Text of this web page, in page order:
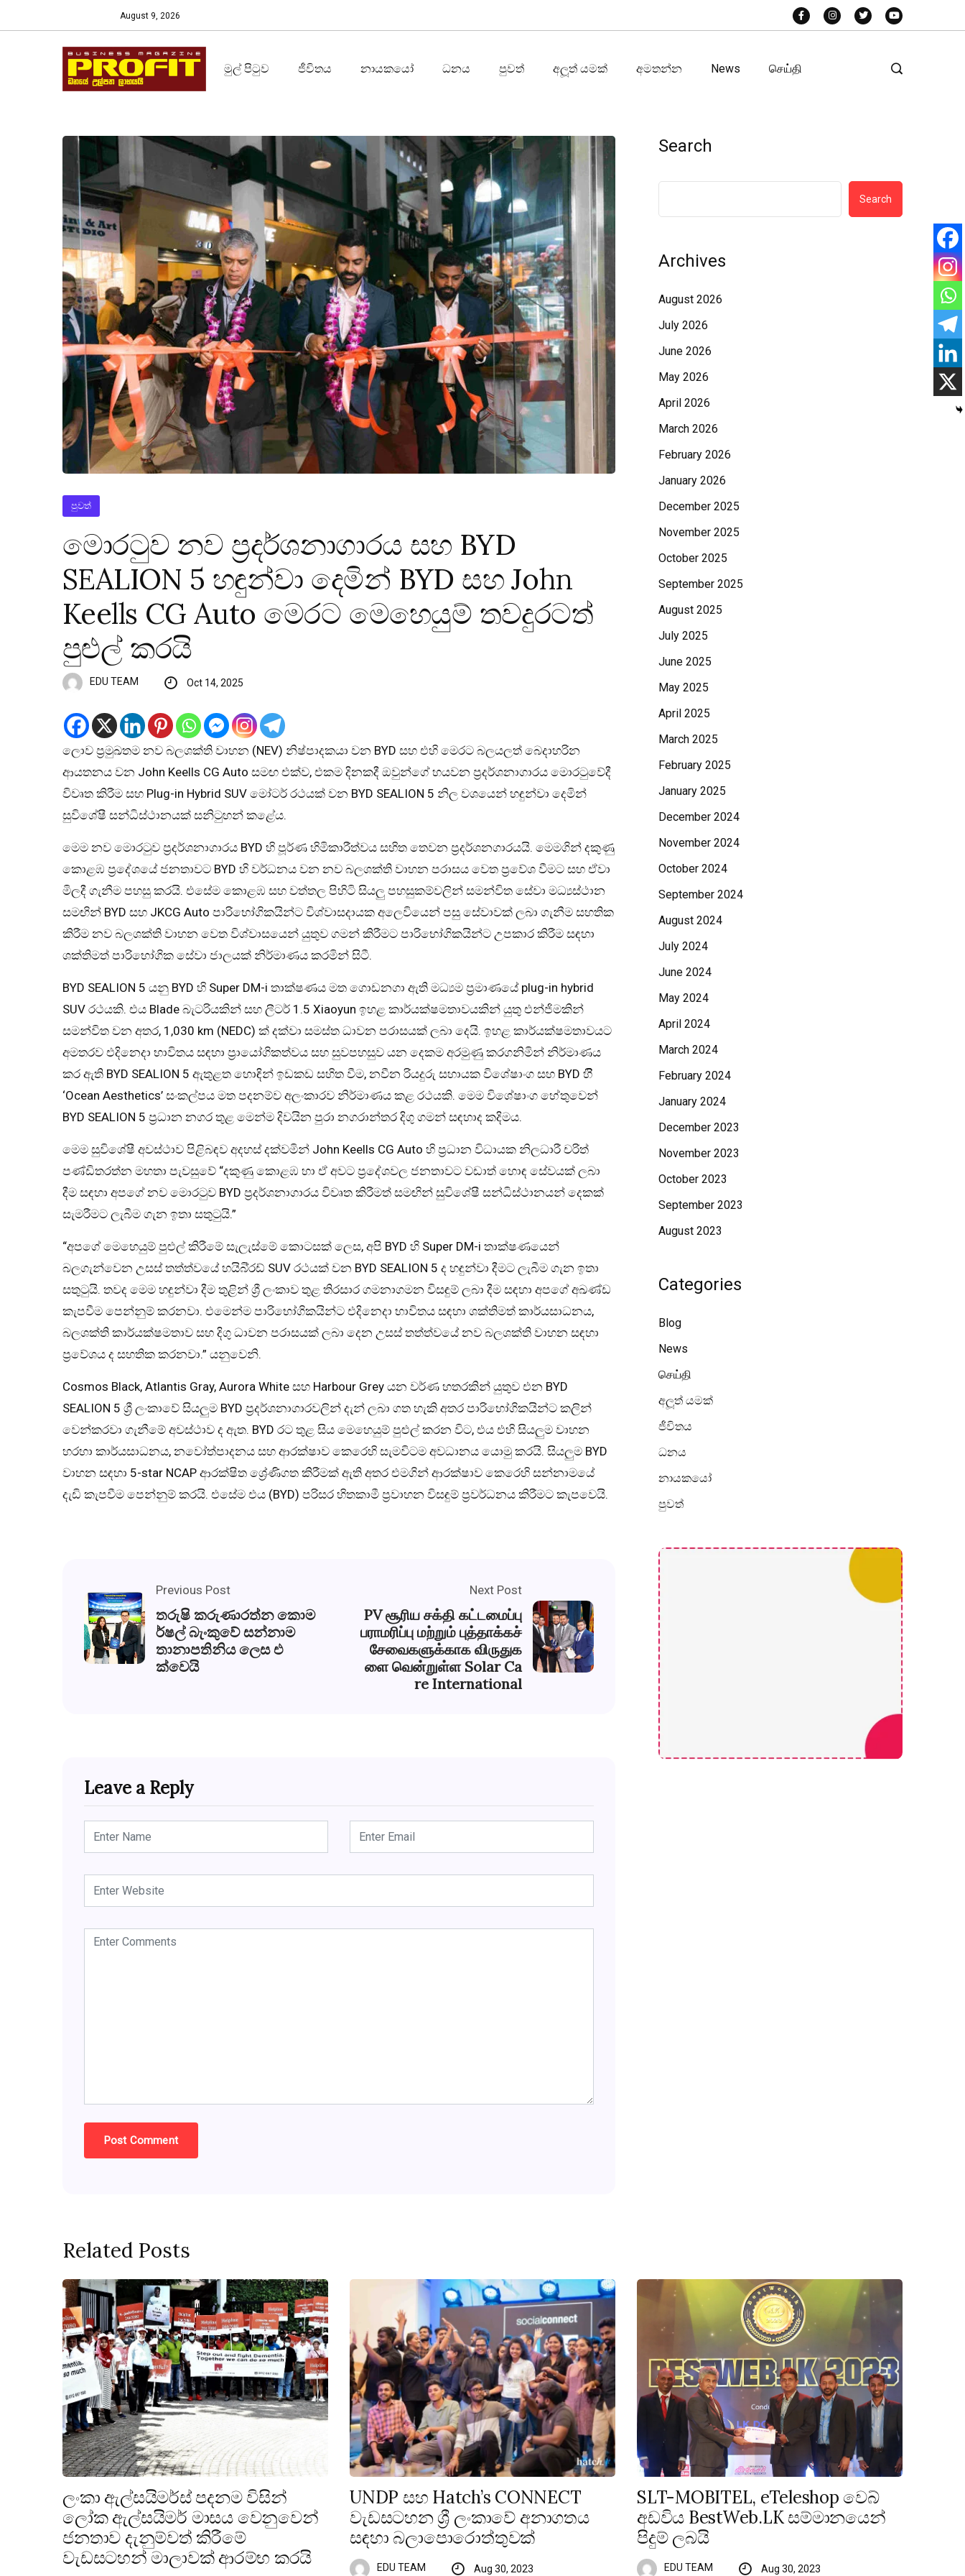
August 9, 2026
මුල් පිටුව ජීවිතය නායකයෝ ධනය පුවත් අලූත් යමක් අමතන්න News செய்தி
පුවත්
මොරටුව නව ප්‍රදර්ශනාගාරය සහ BYD
SEALION 5 හඳුන්වා දෙමින් BYD සහ John
Keells CG Auto මෙරට මෙහෙයුම් තවදුරටත්
පුළුල් කරයි
EDU TEAM Oct 14, 2025
ලොව ප්‍රමුඛතම නව බලශක්ති වාහන (NEV) නිෂ්පාදකයා වන BYD සහ එහි මෙරට බලයලත් බෙදාහරින
ආයතනය වන John Keells CG Auto සමඟ එක්ව, එකම දිනකදී ඔවුන්ගේ හයවන ප්‍රදර්ශනාගාරය මොරටුවේදී
විවෘත කිරීම සහ Plug-in Hybrid SUV මෝටර් රථයක් වන BYD SEALION 5 නිල වශයෙන් හඳුන්වා දෙමින්
සුවිශේෂී සන්ධිස්ථානයක් සනිටුහන් කළේය.
මෙම නව මොරටුව ප්‍රදර්ශනාගාරය BYD හි පූර්ණ හිමිකාරීත්වය සහිත තෙවන ප්‍රදර්ශනගාරයයි. මෙමගින් දකුණු
කොළඹ ප්‍රදේශයේ ජනතාවට BYD හි වර්ධනය වන නව බලශක්ති වාහන පරාසය වෙත ප්‍රවේශ වීමට සහ ඒවා
මිලදී ගැනීම පහසු කරයි. එසේම කොළඹ සහ වත්තල පිහිටි සියලු පහසුකම්වලින් සමන්විත සේවා මධ්‍යස්ථාන
සමඟින් BYD සහ JKCG Auto පාරිභෝගිකයින්ට විශ්වාසදායක අලෙවියෙන් පසු සේවාවක් ලබා ගැනීම සහතික
කිරීම නව බලශක්ති වාහන වෙත විශ්වාසයෙන් යුතුව ගමන් කිරීමට පාරිභෝගිකයින්ට උපකාර කිරීම සඳහා
ශක්තිමත් පාරිභෝගික සේවා ජාලයක් නිර්මාණය කරමින් සිටී.
BYD SEALION 5 යනු BYD හි Super DM-i තාක්ෂණය මත ගොඩනගා ඇති මධ්‍යම ප්‍රමාණයේ plug-in hybrid
SUV රථයකි. එය Blade බැටරියකින් සහ ලීටර් 1.5 Xiaoyun ඉහළ කාර්යක්ෂමතාවයකින් යුතු එන්ජිමකින්
සමන්විත වන අතර, 1,030 km (NEDC) ක් දක්වා සමස්ත ධාවන පරාසයක් ලබා දෙයි. ඉහළ කාර්යක්ෂමතාවයට
අමතරව එදිනෙදා භාවිතය සඳහා ප්‍රායෝගිකත්වය සහ සුවපහසුව යන දෙකම අරමුණු කරගනිමින් නිර්මාණය
කර ඇති BYD SEALION 5 ඇතුළත හොඳින් ඉඩකඩ සහිත වීම, නවීන රියදුරු සහායක විශේෂාංග සහ BYD හිි
‘Ocean Aesthetics’ සංකල්පය මත පදනම්ව අලංකාරව නිර්මාණය කළ රථයකි. මෙම විශේෂාංග හේතුවෙන්
BYD SEALION 5 ප්‍රධාන නගර තුළ මෙන්ම දිවයින පුරා නගරාන්තර දිගු ගමන් සඳහාද කදිමය.
මෙම සුවිශේෂී අවස්ථාව පිළිබඳව අදහස් දක්වමින් John Keells CG Auto හි ප්‍රධාන විධායක නිලධාරී චරිත්
පණ්ඩිතරත්න මහතා පැවසුවේ “දකුණු කොළඹ හා ඒ අවට ප්‍රදේශවල ජනතාවට වඩාත් හොඳ සේවයක් ලබා
දීම සඳහා අපගේ නව මොරටුව BYD ප්‍රදර්ශනාගාරය විවෘත කිරීමත් සමඟින් සුවිශේෂී සන්ධිස්ථානයන් දෙකක්
සැමරීමට ලැබීම ගැන ඉතා සතුටුයි.”
“අපගේ මෙහෙයුම් පුළුල් කිරීමේ සැලැස්මේ කොටසක් ලෙස, අපි BYD හි Super DM-i තාක්ෂණයෙන්
බලගැන්වෙන උසස් තත්ත්වයේ හයිබි්‍රඩ් SUV රථයක් වන BYD SEALION 5 ද හඳුන්වා දීමට ලැබීම ගැන ඉතා
සතුටුයි. තවද මෙම හඳුන්වා දීම තුළින් ශ්‍රී ලංකාව තුළ තිරසාර ගමනාගමන විසඳුම් ලබා දීම සඳහා අපගේ අඛණ්ඩ
කැපවීම පෙන්නුම් කරනවා. එමෙන්ම පාරිභෝගිකයින්ට එදිනෙදා භාවිතය සඳහා ශක්තිමත් කාර්යසාධනය,
බලශක්ති කාර්යක්ෂමතාව සහ දිගු ධාවන පරාසයක් ලබා දෙන උසස් තත්ත්වයේ නව බලශක්ති වාහන සඳහා
ප්‍රවේශය ද සහතික කරනවා.” යනුවෙනි.
Cosmos Black, Atlantis Gray, Aurora White සහ Harbour Grey යන වර්ණ හතරකින් යුතුව එන BYD
SEALION 5 ශ්‍රී ලංකාවේ සියලුම BYD ප්‍රදර්ශනාගාරවලින් දැන් ලබා ගත හැකි අතර පාරිභෝගිකයින්ට කලින්
වෙන්කරවා ගැනීමේ අවස්ථාව ද ඇත. BYD රට තුළ සිය මෙහෙයුම් පුළුල් කරන විට, එය එහි සියලුම වාහන
හරහා කාර්යසාධනය, නවෝත්පාදනය සහ ආරක්ෂාව කෙරෙහි සැමවිටම අවධානය යොමු කරයි. සියලුම BYD
වාහන සඳහා 5-star NCAP ආරක්ෂිත ශ්‍රේණිගත කිරීමක් ඇති අතර එමගින් ආරක්ෂාව කෙරෙහි සන්නාමයේ
දැඩි කැපවීම පෙන්නුම් කරයි. එසේම එය (BYD) පරිසර හිතකාමී ප්‍රවාහන විසඳුම් ප්‍රවර්ධනය කිරීමට කැපවෙයි.
Previous Post
තරුෂි කරුණාරත්න කොම
ර්ෂල් බැංකුවේ සන්නාම
තානාපතිනිය ලෙස එ
ක්වෙයි
Next Post
PV சூரிய சக்தி கட்டமைப்பு
பராமரிப்பு மற்றும் புத்தாக்கச்
சேவைகளுக்காக விருதுக
ளை வென்றுள்ள Solar Ca
re International
Leave a Reply
Search
Search
Archives
August 2026
July 2026
June 2026
May 2026
April 2026
March 2026
February 2026
January 2026
December 2025
November 2025
October 2025
September 2025
August 2025
July 2025
June 2025
May 2025
April 2025
March 2025
February 2025
January 2025
December 2024
November 2024
October 2024
September 2024
August 2024
July 2024
June 2024
May 2024
April 2024
March 2024
February 2024
January 2024
December 2023
November 2023
October 2023
September 2023
August 2023
Categories
Blog
News
செய்தி
අලූත් යමක්
ජීවිතය
ධනය
නායකයෝ
පුවත්
Related Posts
ලංකා ඇල්සයිමර්ස් පදනම විසින්
ලෝක ඇල්සයිමර් මාසය වෙනුවෙන්
ජනතාව දැනුම්වත් කිරීමේ
වැඩසටහන් මාලාවක් ආරම්භ කරයි
UNDP සහ Hatch’s CONNECT
වැඩසටහන ශ්‍රී ලංකාවේ අනාගතය
සඳහා බලාපොරොත්තුවක්
EDU TEAM Aug 30, 2023
SLT-MOBITEL, eTeleshop වෙබ්
අඩවිය BestWeb.LK සම්මානයෙන්
පිදුම් ලබයි
EDU TEAM Aug 30, 2023